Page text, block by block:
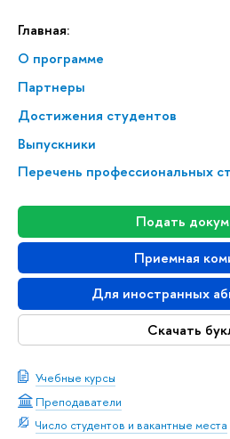
Главная:
О программе
Партнеры
Достижения студентов
Выпускники
Перечень профессиональных
Подать
Приемная
Для иностранных
Скачать
Учебные курсы
Преподаватели
Число студентов и вакантные места